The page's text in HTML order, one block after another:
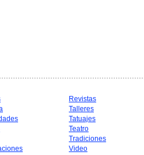
Revistas
Talleres
Tatuajes
Teatro
Tradiciones
Video